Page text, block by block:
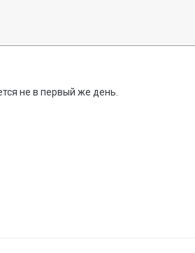
не в первый же день.